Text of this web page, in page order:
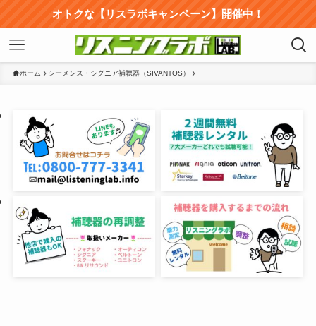
オトクな【リスラボキャンペーン】開催中！
ホーム シーメンス・シグニア補聴器（SIVANTOS）